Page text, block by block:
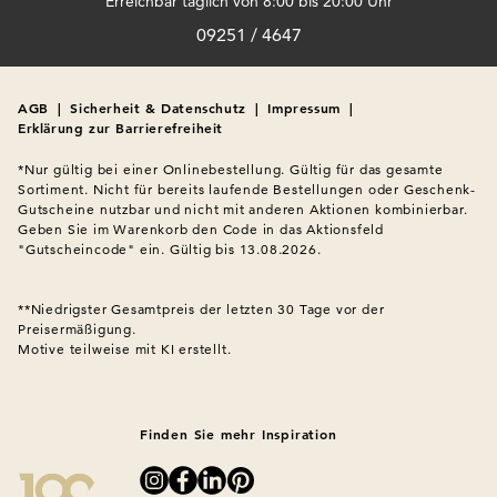
Schultertäschchen rundet Ihr Outfit ab. Für den Schuh können
Sie – je nach Anlass – klassische Pumps, elegante
oder schickeLoaferwählen.
Tipp:
Stimmen Sie Ihre Accessoires farblich auf Ihr Shirt ab oder
Weitere Mode-Kategorien für Ihr festliches Outfit
Festliche Kleider: Elegant und bequem – ideal für lange
Schlupfröcken: Ob knielang oder in Midilänge – perfekt für
Feiern und besondere Momente.
Schicke Schals & Tücher: Ein edles Tuch setzt farbliche
Stoffhosen
Hochwertige Stoffe und figurschmeichelnde
09251 / 4647
AGB | Sicherheit & Datenschutz | Impressum |
Erklärung zur Barrierefreiheit
*Nur gültig bei einer Onlinebestellung. Gültig für das gesamte
Sortiment. Nicht für bereits laufende Bestellungen oder Geschenk-
Gutscheine nutzbar und nicht mit anderen Aktionen kombinierbar.
Geben Sie im Warenkorb den Code in das Aktionsfeld
"Gutscheincode" ein. Gültig bis 13.08.2026.
**Niedrigster Gesamtpreis der letzten 30 Tage vor der
Preisermäßigung.
Motive teilweise mit KI erstellt.
Finden Sie mehr Inspiration